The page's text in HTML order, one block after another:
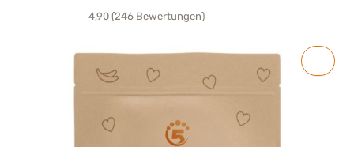
4,90(246 Bewertungen)